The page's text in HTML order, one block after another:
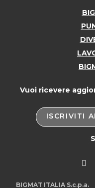
Vuoi ricevere
ISCRIVITI
BIGMAT ITALIA S.c.p.a.